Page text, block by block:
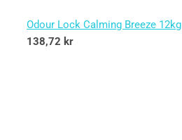
Odour Lock Calming Breeze 12kg
138,72 kr